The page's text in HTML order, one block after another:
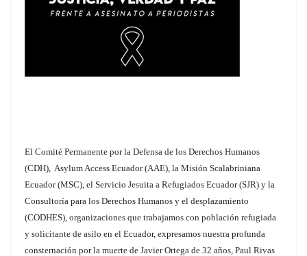
El Comité Permanente por la Defensa de los Derechos Humanos
(CDH), Asylum Access Ecuador (AAE), la Misión Scalabriniana
Ecuador (MSC), el Servicio Jesuita a Refugiados Ecuador (SJR) y la
Consultoría para los Derechos Humanos y el desplazamiento
(CODHES), organizaciones que trabajamos con población refugiada
y solicitante de asilo en el Ecuador, expresamos nuestra profunda
consternación por la muerte de Javier Ortega de 32 años, Paul Rivas